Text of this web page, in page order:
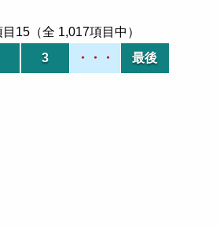
15（全 1,017項目中）
3 ・・・ 最後